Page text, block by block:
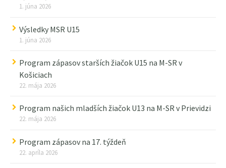
1. júna 2026
Výsledky MSR U15
1. júna 2026
Program zápasov starších žiačok U15 na M-SR v
Košiciach
22. mája 2026
Program našich mladších žiačok U13 na M-SR v Prievidzi
22. mája 2026
Program zápasov na 17. týždeň
22. apríla 2026